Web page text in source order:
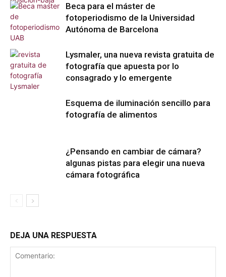
Beca para el máster de
fotoperiodismo de la Universidad
Autónoma de Barcelona
Lysmaler, una nueva revista gratuita de
fotografía que apuesta por lo
consagrado y lo emergente
Esquema de iluminación sencillo para
fotografía de alimentos
¿Pensando en cambiar de cámara?
algunas pistas para elegir una nueva
cámara fotográfica
DEJA UNA RESPUESTA